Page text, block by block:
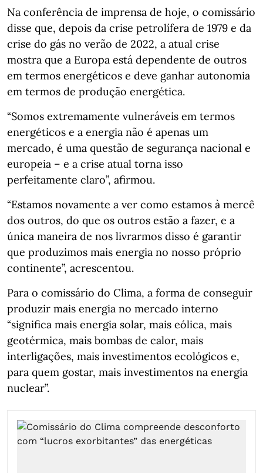
Na conferência de imprensa de hoje, o comissário
disse que, depois da crise petrolífera de 1979 e da
crise do gás no verão de 2022, a atual crise
mostra que a Europa está dependente de outros
em termos energéticos e deve ganhar autonomia
em termos de produção energética.
“Somos extremamente vulneráveis em termos
energéticos e a energia não é apenas um
mercado, é uma questão de segurança nacional e
europeia – e a crise atual torna isso
perfeitamente claro”, afirmou.
“Estamos novamente a ver como estamos à mercê
dos outros, do que os outros estão a fazer, e a
única maneira de nos livrarmos disso é garantir
que produzimos mais energia no nosso próprio
continente”, acrescentou.
Para o comissário do Clima, a forma de conseguir
produzir mais energia no mercado interno
“significa mais energia solar, mais eólica, mais
geotérmica, mais bombas de calor, mais
interligações, mais investimentos ecológicos e,
para quem gostar, mais investimentos na energia
nuclear”.